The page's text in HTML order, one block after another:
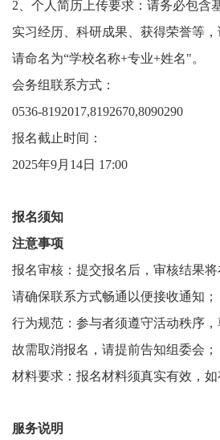
2、个人简历上传要求：请务必包含
实习经历、科研成果、获得荣誉等
请命名为“学校名称+专业+姓名"。
会务组联系方式：
0536-8192017,8192670,8090290
报名截止时间：
2025年9月14日 17:00
报名须知
注意事项
报名审核：提交报名后，审核结果将
请确保联系方式畅通以便接收通知；
行为规范：参与者须遵守活动秩序
故需取消报名，请提前告知组委会；
材料要求：报名材料须真实有效，如
服务说明